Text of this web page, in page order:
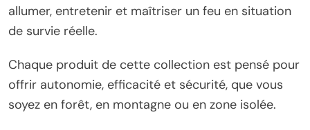
allumer, entretenir et maîtriser un feu en situation
de survie réelle.
Chaque produit de cette collection est pensé pour
offrir autonomie, efficacité et sécurité, que vous
soyez en forêt, en montagne ou en zone isolée.